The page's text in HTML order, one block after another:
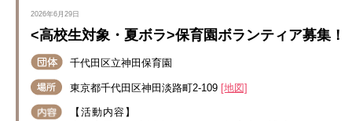
2026年6月29日
<高校生対象・夏ボラ>保育園ボランティア募集！
千代田区立神田保育園
東京都千代田区神田淡路町2-109 [地図]
【活動内容】